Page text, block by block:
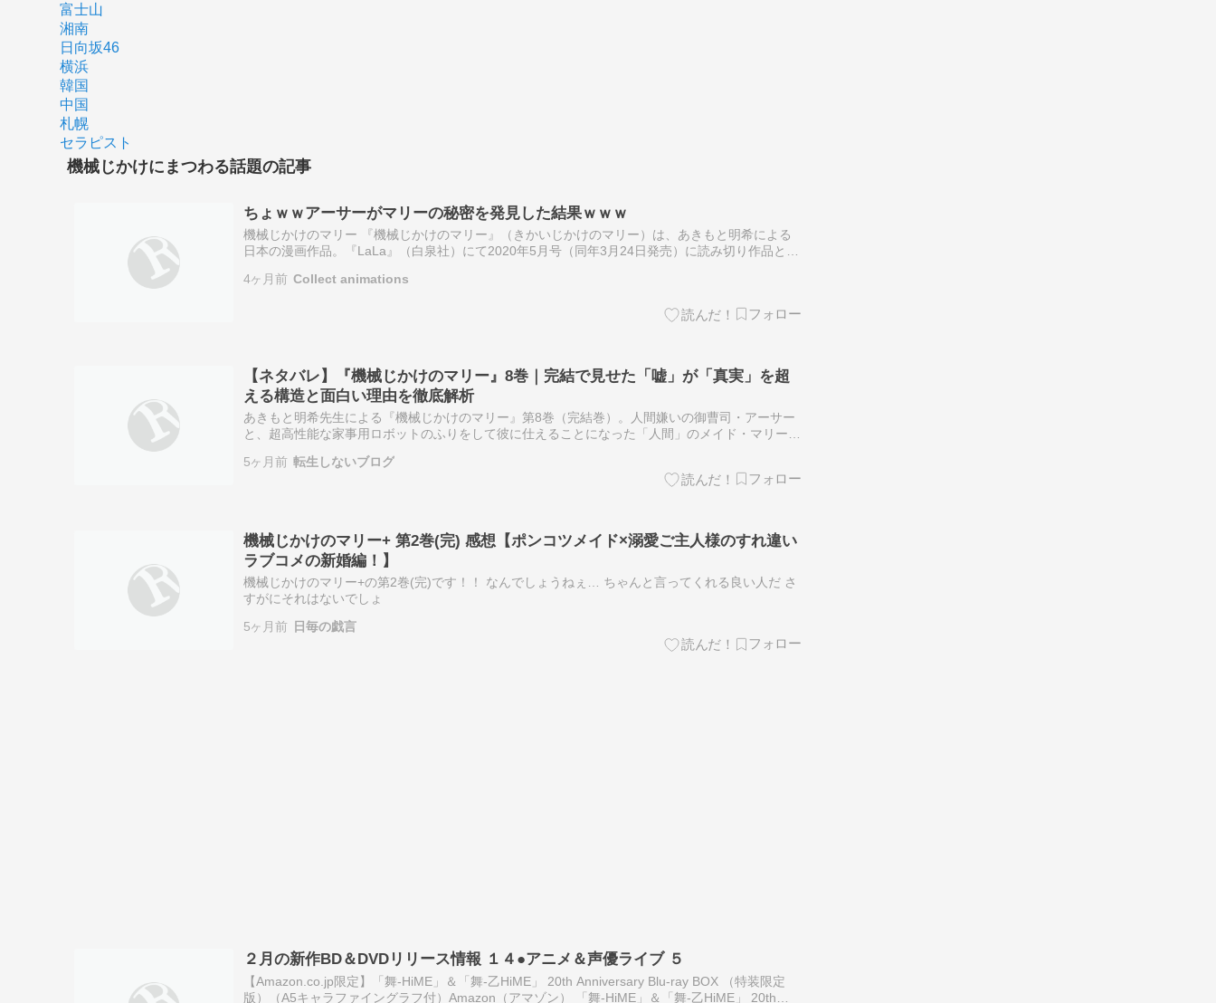
富士山
湘南
日向坂46
横浜
韓国
中国
札幌
セラピスト
機械じかけにまつわる話題の記事
ちょｗｗアーサーがマリーの秘密を発見した結果ｗｗｗ
機械じかけのマリー 『機械じかけのマリー』（きかいじかけのマリー）は、あきもと明希による
日本の漫画作品。『LaLa』（白泉社）にて2020年5月号（同年3月24日発売）に読み切り作品とし
4ヶ月前 Collect animations
【ネタバレ】『機械じかけのマリー』8巻｜完結で見せた「嘘」が「真実」を超
える構造と面白い理由を徹底解析
あきもと明希先生による『機械じかけのマリー』第8巻（完結巻）。人間嫌いの御曹司・アーサー
と、超高性能な家事用ロボットのふりをして彼に仕えることになった「人間」のメイド・マリーが
ー…
5ヶ月前 転生しないブログ
機械じかけのマリー+ 第2巻(完) 感想【ポンコツメイド×溺愛ご主人様のすれ違い
ラブコメの新婚編！】
機械じかけのマリー+の第2巻(完)です！！ なんでしょうねぇ… ちゃんと言ってくれる良い人だ さ
すがにそれはないでしょ
5ヶ月前
日毎の戯言
２月の新作BD＆DVDリリース情報 １４●アニメ＆声優ライブ ５
【Amazon.co.jp限定】「舞-HiME」＆「舞-乙HiME」 20th Anniversary Blu-ray BOX （特装限定
版）（A5キャラファイングラフ付）Amazon（アマゾン） 「舞-HiME」＆「舞-乙HiME」 20th